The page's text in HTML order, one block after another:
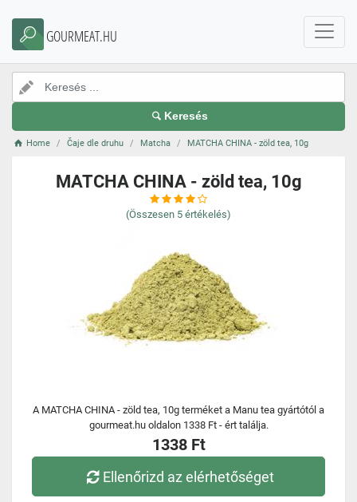
GOURMEAT.HU
Keresés
Home Čaje dle druhu Matcha MATCHA CHINA - zöld tea, 10g
MATCHA CHINA - zöld tea, 10g
(Összesen 5 értékelés)
A MATCHA CHINA - zöld tea, 10g terméket a Manu tea gyártótól a
gourmeat.hu oldalon 1338 Ft - ért találja.
1338 Ft
Ellenőrizd az elérhetőséget